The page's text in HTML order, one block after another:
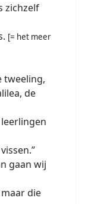
zichzelf
[= het meer
tweeling,
de
gaan wij
die